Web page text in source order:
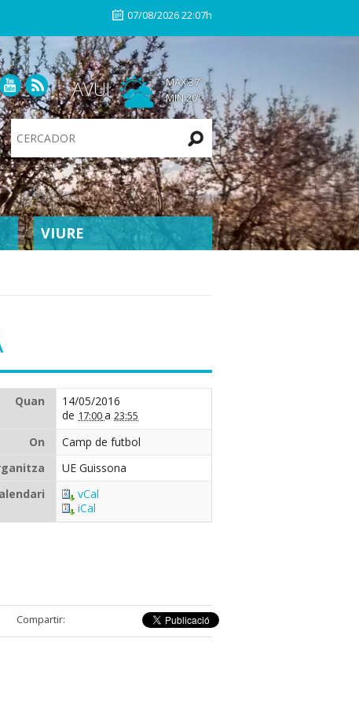
07/08/2026 22:07h
AVUI MAX:37º
MIN:20º
Search
Site
VIURE
Quan
14/05/2016
de 17:00a 23:55
On
Camp de futbol
UE Guissona
vCal
iCal
Compartir: